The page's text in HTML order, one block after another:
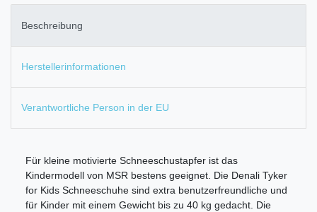
Beschreibung
Herstellerinformationen
Verantwortliche Person in der EU
Für kleine motivierte Schneeschustapfer ist das
Kindermodell von MSR bestens geeignet. Die Denali Tyker
for Kids Schneeschuhe sind extra benutzerfreundliche und
für Kinder mit einem Gewicht bis zu 40 kg gedacht. Die